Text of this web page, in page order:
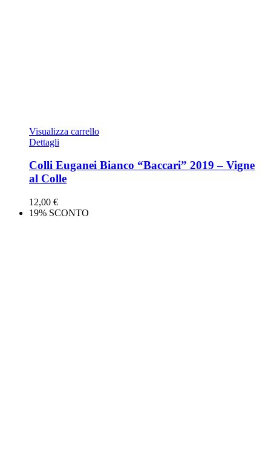
Visualizza carrello
Dettagli
Colli Euganei Bianco “Baccari” 2019 – Vigne
al Colle
12,00 €
19% SCONTO